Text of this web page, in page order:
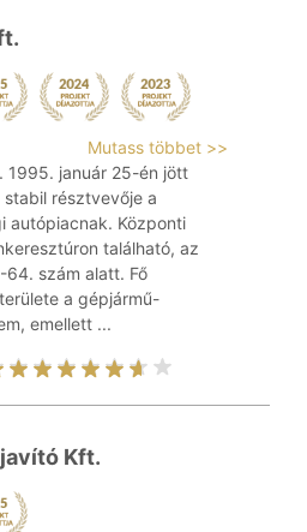
Mutass többet >>
1995. január 25-én jött
résztvevője a
autópiacnak. Központi
található, az
szám alatt. Fő
a gépjármű-
emellett ...
Kft.